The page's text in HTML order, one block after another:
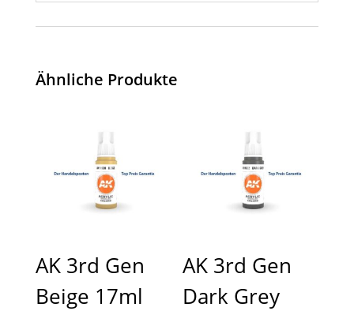
Ähnliche Produkte
AK 3rd Gen
Beige 17ml
AK 3rd Gen
Dark Grey